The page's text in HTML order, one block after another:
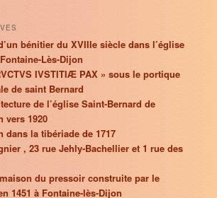
bénitier du XVIIIe siècle dans l’église
Lès-Dijon
IVSTITIÆ PAX » sous le portique
de saint Bernard
de l’église Saint-Bernard de
vers 1920
dans la tibériade de 1717
, 23 rue Jehly-Bachellier et 1 rue des
du pressoir construite par le
1451 à Fontaine-lès-Dijon